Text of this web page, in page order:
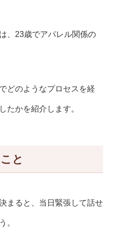
、23歳でアパレル関係の
でどのようなプロセスを経
したかを紹介します。
と
まると、当日緊張して話せ
。